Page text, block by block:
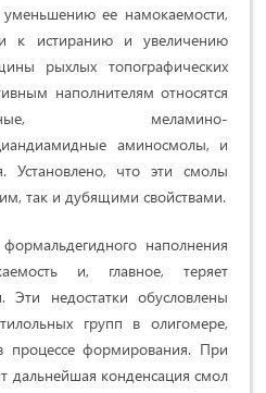
ее намокаемости,
к истиранию и увеличению
рыхлых топографических
наполнителям относятся
меламино-
аминосмолы, и
Установлено, что эти смолы
так и дубящими свойствами.
наполнения
и, главное, теряет
Эти недостатки обусловлены
групп в олигомере,
формирования. При
дальнейшая конденсация смол